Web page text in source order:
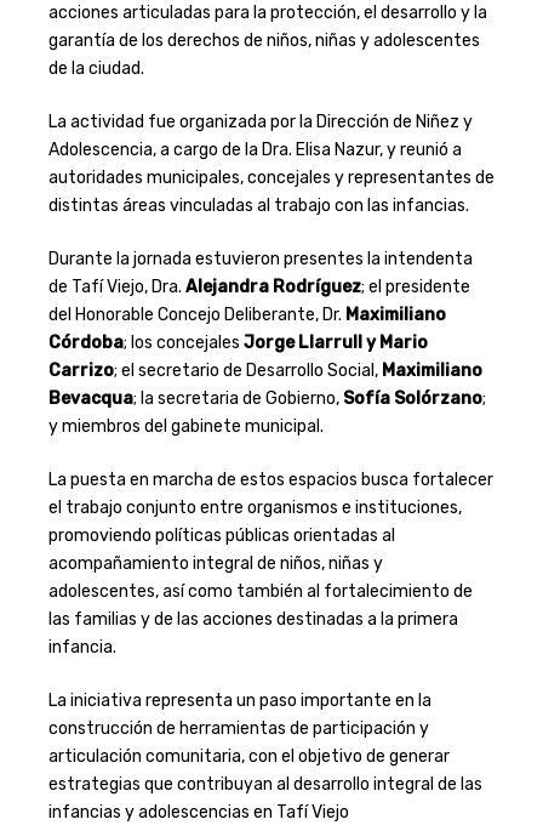
acciones articuladas para la protección, el desarrollo y la
garantía de los derechos de niños, niñas y adolescentes
de la ciudad.
La actividad fue organizada por la Dirección de Niñez y
Adolescencia, a cargo de la Dra. Elisa Nazur, y reunió a
autoridades municipales, concejales y representantes de
distintas áreas vinculadas al trabajo con las infancias.
Durante la jornada estuvieron presentes la intendenta
de Tafí Viejo, Dra. Alejandra Rodríguez; el presidente
del Honorable Concejo Deliberante, Dr. Maximiliano
Córdoba; los concejales Jorge Llarrull y Mario
Carrizo; el secretario de Desarrollo Social, Maximiliano
Bevacqua; la secretaria de Gobierno, Sofía Solórzano;
y miembros del gabinete municipal.
La puesta en marcha de estos espacios busca fortalecer
el trabajo conjunto entre organismos e instituciones,
promoviendo políticas públicas orientadas al
acompañamiento integral de niños, niñas y
adolescentes, así como también al fortalecimiento de
las familias y de las acciones destinadas a la primera
infancia.
La iniciativa representa un paso importante en la
construcción de herramientas de participación y
articulación comunitaria, con el objetivo de generar
estrategias que contribuyan al desarrollo integral de las
infancias y adolescencias en Tafí Viejo